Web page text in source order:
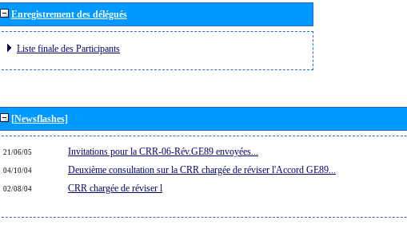
Enregistrement des délégués
Liste finale des Participants
[Newsflashes]
21/06/05 Invitations pour la CRR-06-Rév.GE89 envoyées...
04/10/04 Deuxième consultation sur la CRR chargée de réviser l'Accord GE89...
02/08/04 CRR chargée de réviser l